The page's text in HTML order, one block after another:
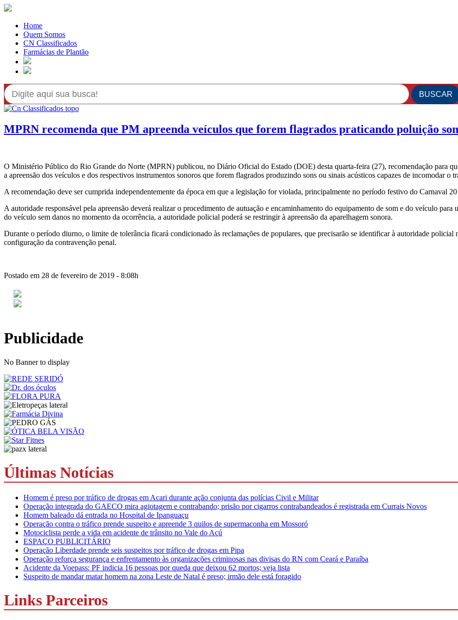
Home
Quem Somos
CN Classificados
Farmácias de Plantão
MPRN recomenda que PM apreenda veículos que forem flagrados praticando poluição
O Ministério Público do Rio Grande do Norte (MPRN) publicou, no Diário Oficial do Estado (DOE) desta quarta-feira (27), recomendação para
a apreensão dos veículos e dos respectivos instrumentos sonoros que forem flagrados produzindo sons ou sinais acústicos capazes de incomodar o
A recomendação deve ser cumprida independentemente da época em que a legislação for violada, principalmente no período festivo do Carnaval
A autoridade responsável pela apreensão deverá realizar o procedimento de autuação e encaminhamento do equipamento de som e do veículo
do veículo sem danos no momento da ocorrência, a autoridade policial poderá se restringir à apreensão da aparelhagem sonora.
Durante o período diurno, o limite de tolerância ficará condicionado às reclamações de populares, que precisarão se identificar à autoridade
configuração da contravenção penal.
Postado em 28 de fevereiro de 2019 - 8:08h
Publicidade
No Banner to display
Últimas Notícias
Homem é preso por tráfico de drogas em Acari durante ação conjunta das polícias Civil e Militar
Operação integrada do GAECO mira agiotagem e contrabando; prisão por cigarros contrabandeados é registrada em Currais Novos
Homem baleado dá entrada no Hospital de Ipanguaçu
Operação contra o tráfico prende suspeito e apreende 3 quilos de supermaconha em Mossoró
Motociclista perde a vida em acidente de trânsito no Vale do Açú
ESPAÇO PUBLICITÁRIO
Operação Liberdade prende seis suspeitos por tráfico de drogas em Pipa
Operação reforça segurança e enfrentamento às organizações criminosas nas divisas do RN com Ceará e Paraíba
Acidente da Voepass: PF indicia 16 pessoas por queda que deixou 62 mortos; veja lista
Suspeito de mandar matar homem na zona Leste de Natal é preso; irmão dele está foragido
Links Parceiros